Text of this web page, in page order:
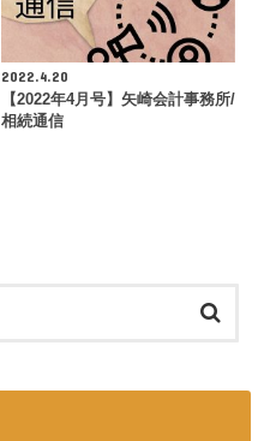
2022.4.20
【2022年4月号】矢崎会計事務所/
相続通信